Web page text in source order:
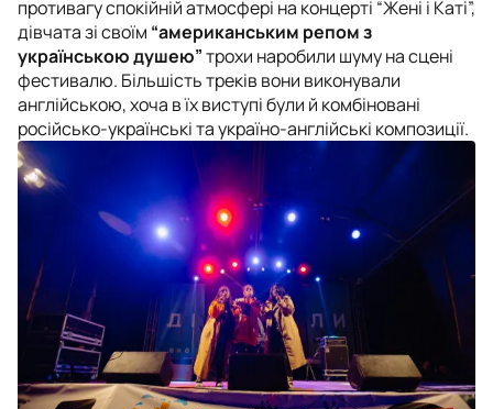
противагу спокійній атмосфері на концерті “Жені і Каті”,
дівчата зі своїм “американським репом з
українською душею”трохи наробили шуму на сцені
фестивалю. Більшість треків вони виконували
англійською, хоча в їх виступі були й комбіновані
російсько-українські та україно-англійські композиції.